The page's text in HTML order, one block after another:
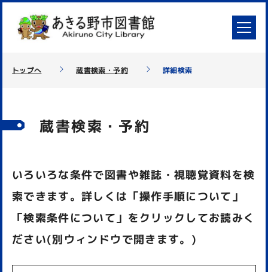
トップへ 蔵書検索・予約 詳細検索
蔵書検索・予約
いろいろな条件で図書や雑誌・視聴覚資料を検
索できます。詳しくは「操作手順について」
「検索条件について」をクリックしてお読みく
ださい(別ウィンドウで開きます。)